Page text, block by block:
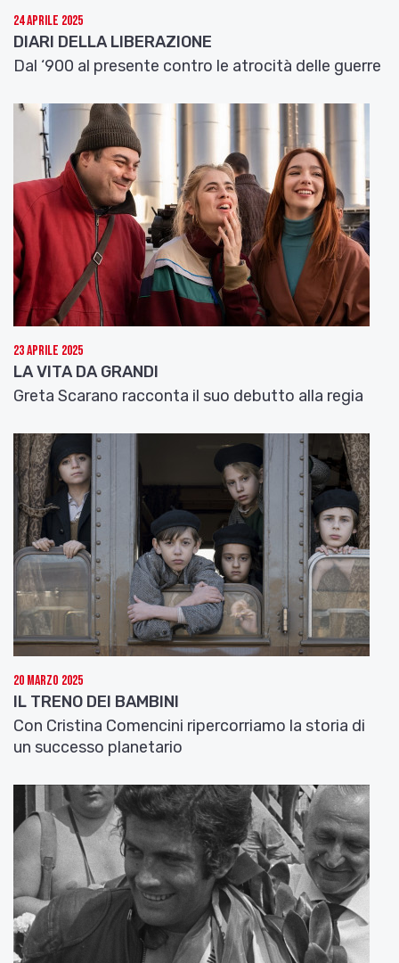
24 Aprile 2025
DIARI DELLA LIBERAZIONE
Dal ‘900 al presente contro le atrocità delle guerre
23 Aprile 2025
LA VITA DA GRANDI
Greta Scarano racconta il suo debutto alla regia
20 Marzo 2025
IL TRENO DEI BAMBINI
Con Cristina Comencini ripercorriamo la storia di
un successo planetario